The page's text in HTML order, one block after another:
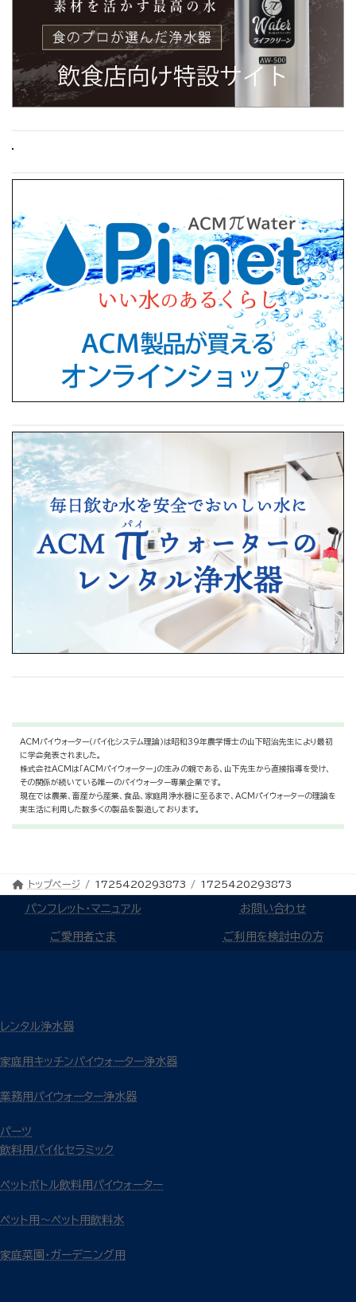
ACMパイウォーター（パイ化システム理論）は昭和39年農学博士の山下昭治先生により最初
に学会発表されました。
株式会社ACMは「ACMパイウォーター」の生みの親である、山下先生から直接指導を受け、
その関係が続いている唯一のパイウォーター専業企業です。
現在では農業、畜産から産業、食品、家庭用浄水器に至るまで、ACMパイウォーターの理論を
実生活に利用した数多くの製品を製造しております。
トップページ 1725420293873 1725420293873
パンフレット・マニュアル お問い合わせ
ご愛用者さま ご利用を検討中の方
レンタル浄水器
家庭用キッチンパイウォーター浄水器
業務用パイウォーター浄水器
パーツ
飲料用パイ化セラミック
ペットボトル飲料用パイウォーター
ペット用～ペット用飲料水
家庭菜園・ガーデニング用